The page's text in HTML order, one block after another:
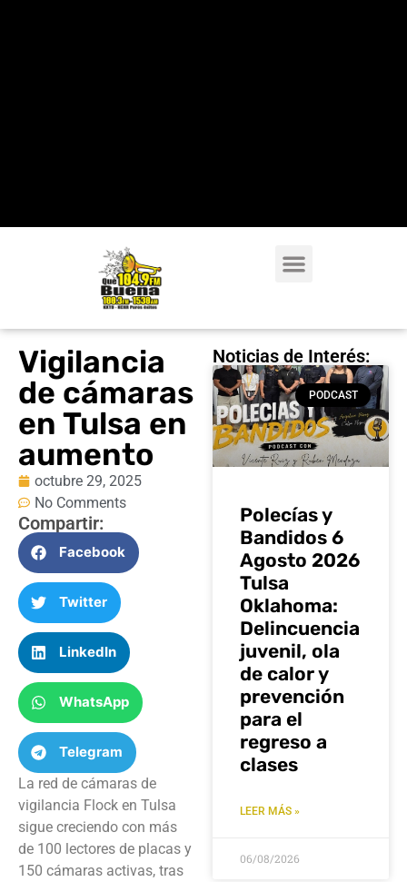
Vigilancia
de cámaras
en Tulsa en
aumento
octubre 29, 2025
No Comments
Compartir:
Facebook
Twitter
LinkedIn
WhatsApp
Telegram
La red de cámaras de
vigilancia Flock en Tulsa
sigue creciendo con más
de 100 lectores de placas y
150 cámaras activas, tras
Noticias de Interés:
PODCAST
Polecías y
Bandidos 6
Agosto 2026
Tulsa
Oklahoma:
Delincuencia
juvenil, ola
de calor y
prevención
para el
regreso a
clases
LEER MÁS »
06/08/2026